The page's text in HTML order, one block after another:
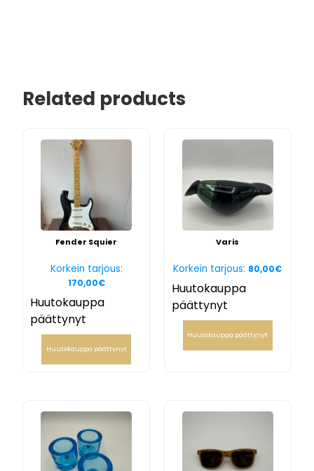
Related products
Fender Squier
Korkein tarjous:
170,00€
Huutokauppa
päättynyt
Huutokauppa päättynyt
Varis
Korkein tarjous: 80,00€
Huutokauppa
päättynyt
Huutokauppa päättynyt